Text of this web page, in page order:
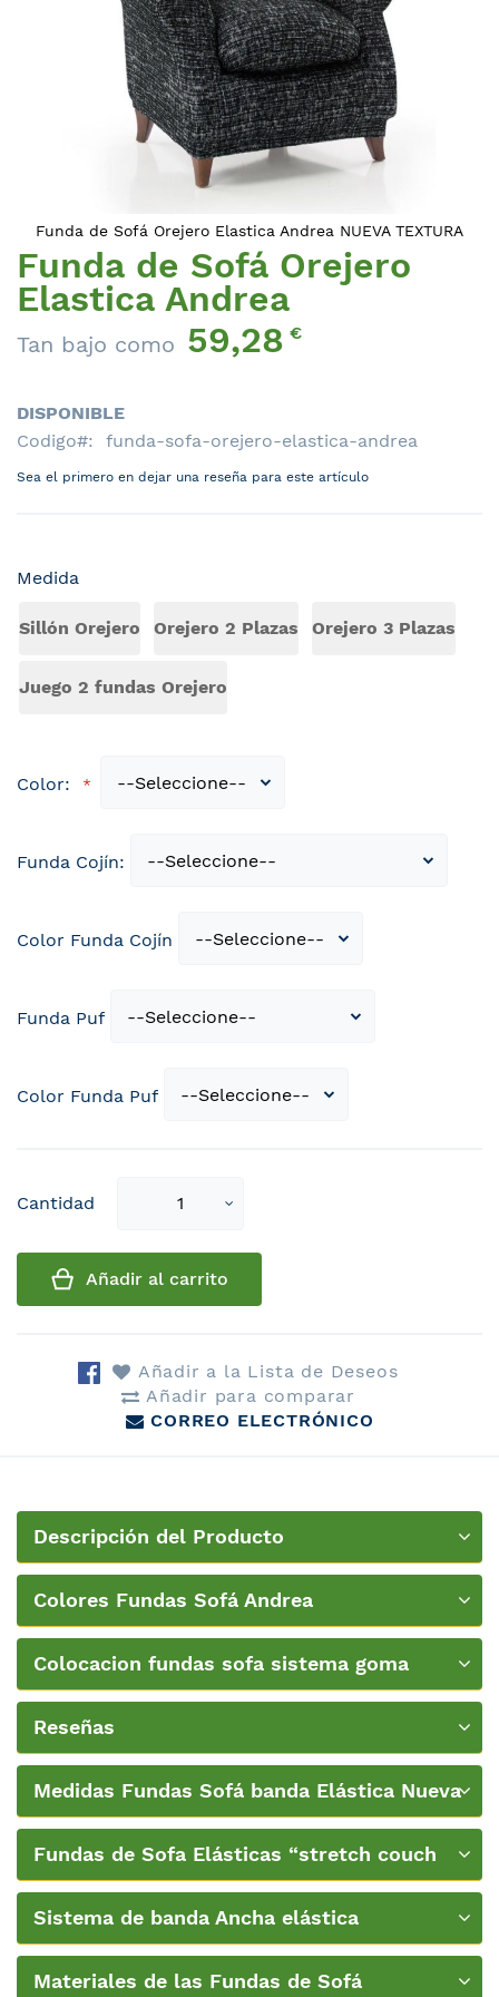
Funda de Sofá Orejero
Elastica Andrea
Tan bajo como 59,28€
DISPONIBLE
Codigo
funda-sofa-orejero-elastica-andrea
Sea el primero en dejar una reseña para este artículo
Medida
Sillón Orejero Orejero 2 Plazas Orejero 3 Plazas
Juego 2 fundas Orejero
Color:
Funda Cojín:
Color Funda Cojín
Funda Puf
Color Funda Puf
Cantidad
Select
Añadir al carrito
Añadir a la Lista de Deseos
Añadir para comparar
CORREO ELECTRÓNICO
Funda de Sofá Orejero Elastica Andrea NUEVA TEXTURA
Saltar
al
comienzo
de
la
de
imágenes
Descripción del Producto
Colores Fundas Sofá Andrea
Colocacion fundas sofa sistema goma
Reseñas
Medidas Fundas Sofá banda Elástica Nueva
Fundas de Sofa Elásticas “stretch couch
Sistema de banda Ancha elástica
Materiales de las Fundas de Sofá